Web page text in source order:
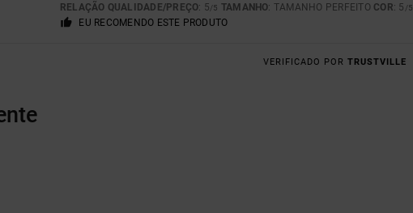
RELAÇÃO QUALIDADE/PREÇO: 5/5 TAMANHO: TAMANHO PERFEITO COR: 5 /5
EU RECOMENDO ESTE PRODUTO
VERIFICADO POR TRUSTVILLE